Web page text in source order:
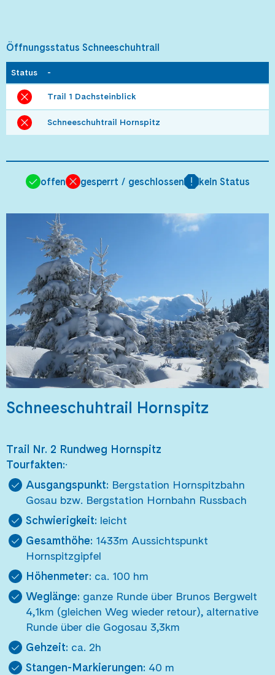
Öffnungsstatus Schneeschuhtrail
Status -
Trail 1 Dachsteinblick
Schneeschuhtrail Hornspitz
offen gesperrt / geschlossen kein Status
Schneeschuhtrail Hornspitz
Trail Nr. 2 Rundweg Hornspitz
Tourfakten:·
Ausgangspunkt: Bergstation Hornspitzbahn
Gosau bzw. Bergstation Hornbahn Russbach
Schwierigkeit: leicht
Gesamthöhe: 1433m Aussichtspunkt
Hornspitzgipfel
Höhenmeter: ca. 100 hm
Weglänge: ganze Runde über Brunos Bergwelt
4,1km (gleichen Weg wieder retour), alternative
Runde über die Gogosau 3,3km
Gehzeit: ca. 2h
Stangen-Markierungen: 40 m